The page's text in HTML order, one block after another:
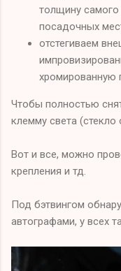
толщину самого
посадочных
отстегиваем
хромированную
Чтобы полностью
клемму света (стекло
Вот и все, можно
крепления и тд.
Под бэтвингом
автографами, у всех